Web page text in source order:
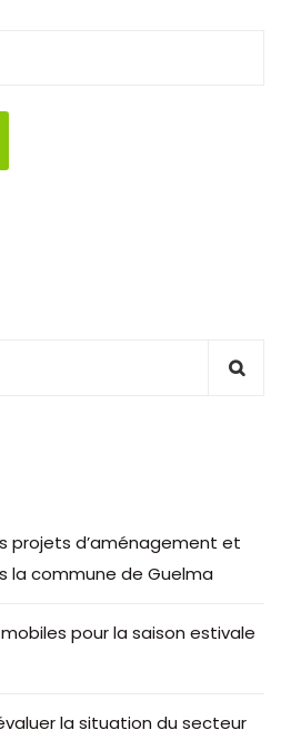
projets d’aménagement et
la commune de Guelma
pour la saison estivale
la situation du secteur